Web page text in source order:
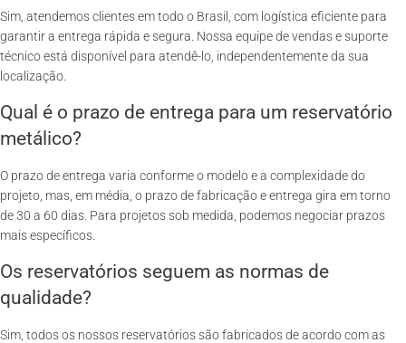
Sim, atendemos clientes em todo o Brasil, com logística eficiente para
garantir a entrega rápida e segura. Nossa equipe de vendas e suporte
técnico está disponível para atendê-lo, independentemente da sua
localização.
Qual é o prazo de entrega para um reservatório
metálico?
O prazo de entrega varia conforme o modelo e a complexidade do
projeto, mas, em média, o prazo de fabricação e entrega gira em torno
de 30 a 60 dias. Para projetos sob medida, podemos negociar prazos
mais específicos.
Os reservatórios seguem as normas de
qualidade?
Sim, todos os nossos reservatórios são fabricados de acordo com as